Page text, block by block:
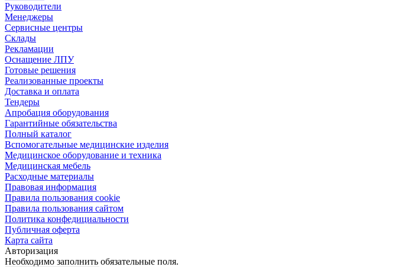
Руководители
Менеджеры
Сервисные центры
Склады
Рекламации
Оснащение ЛПУ
Готовые решения
Реализованные проекты
Доставка и оплата
Тендеры
Апробация оборудования
Гарантийные обязательства
Полный каталог
Вспомогательные медицинские изделия
Медицинское оборудование и техника
Медицинская мебель
Расходные материалы
Правовая информация
Правила пользования cookie
Правила пользования сайтом
Политика конфедициальности
Публичная оферта
Карта сайта
Авторизация
Необходимо заполнить обязательные поля.